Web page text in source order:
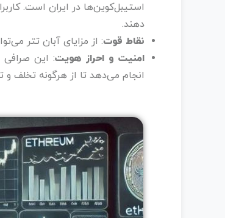
استیبل‌کوین‌ها در ایران است.
دهند.
نقاط قوت: از مزایای آبان تتر
امنیت و احراز هویت: این صرافی
انجام می‌دهد تا از هرگونه تخلف و